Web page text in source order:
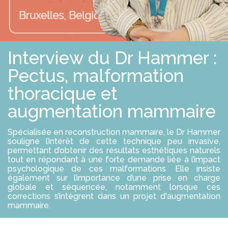
RS
O
U
T
I
O
N
S
P
R
O
E
S
S
I
O
N
N
E
L
S
Interview du Dr Hammer :
Pectus, malformation
thoracique et
augmentation mammaire
Spécialisée en reconstruction mammaire, le Dr Hammer
souligne l’intérêt de cette technique peu invasive,
permettant d’obtenir des résultats esthétiques naturels
tout en répondant à une forte demande liée à l’impact
psychologique de ces malformations. Elle insiste
également sur l’importance d’une prise en charge
globale et séquencée, notamment lorsque ces
corrections s’intègrent dans un projet d'augmentation
mammaire.